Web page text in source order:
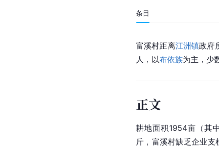
条目
富溪村距离江洲镇政府
人，以布依族为主，少
正文
耕地面积1954亩（其
斤，富溪村缺乏企业